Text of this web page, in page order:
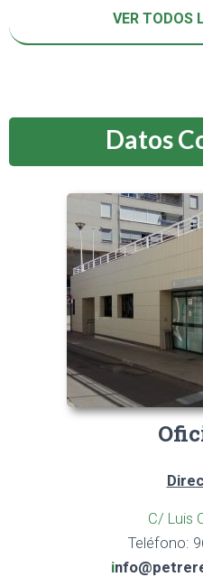
VER TODOS
Datos
C/ Luis
Teléfono:
i